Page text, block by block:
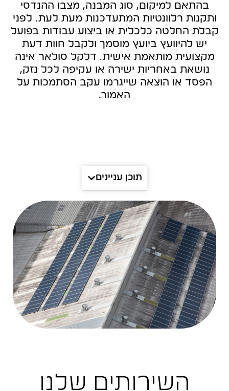
בהתאם למיקום, סוג המבנה, מצבו ההנדסי
ותקנות רלוונטיות המתעדכנות מעת לעת. לפני
קבלת החלטה כלכלית או ביצוע עבודות בפועל
יש להיוועץ ביועץ מוסמך ולקבל חוות דעת
מקצועית מותאמת אישית. דלקל סולאר אינה
נושאת באחריות ישירה או עקיפה לכל נזק,
הפסד או הוצאה שייגרמו עקב הסתמכות על
האמור.
תוכן עניינים
השירותים שלנו